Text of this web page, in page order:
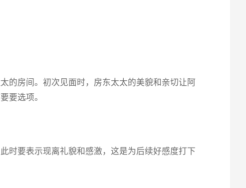
的房间。初次见面时，房东太太的美貌和亲切让阿
要选项。
时要表示现离礼貌和感激，这是为后续好感度打下